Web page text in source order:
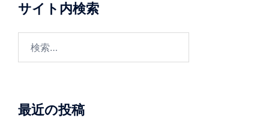
サイト内検索
最近の投稿